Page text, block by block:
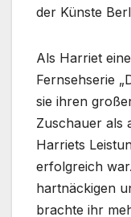
der Künste
Als Harriet
Fernsehserie
sie ihren
Zuschauer als
Harriets
erfolgreich
hartnäckigen
brachte ihr